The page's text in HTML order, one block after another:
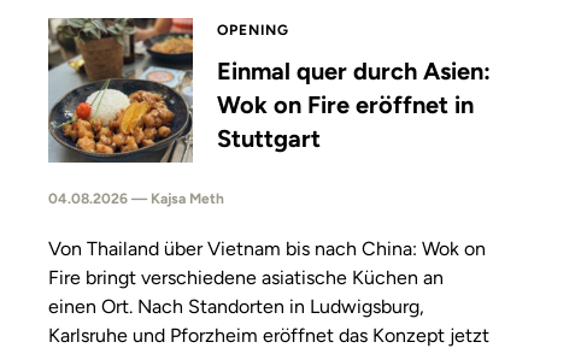
OPENING
Einmal quer durch Asien:
Wok on Fire eröffnet in
Stuttgart
04.08.2026 — Kajsa Meth
Von Thailand über Vietnam bis nach China: Wok on
Fire bringt verschiedene asiatische Küchen an
einen Ort. Nach Standorten in Ludwigsburg,
Karlsruhe und Pforzheim eröffnet das Konzept jetzt